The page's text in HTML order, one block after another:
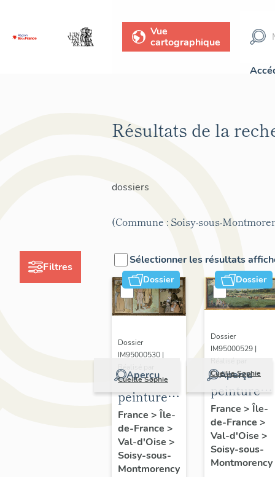
Vue
cartographique
Filtres
Résultats de la
dossiers
(Commune : Soisy-sous-
Sélectionner les résultats
Dossier
Aperçu
Dossier
IM95000530 |
Réalisé par
Cueille Sophie
peinture :
Parieurs
France > Île-
de-France >
Val-d'Oise >
Soisy-sous-
Montmorency
Dossier
Aperçu
Dossier
IM95000529 |
Réalisé par
Cueille Sophie
peinture :
Course à
Enghien
France > Île-
de-France >
Val-d'Oise >
Soisy-sous-
Montmorency